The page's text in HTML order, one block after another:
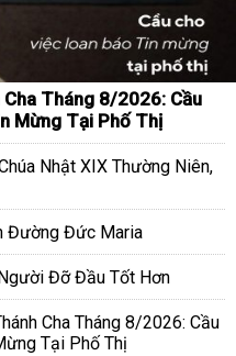
Tháng 8/2026: Cầu
Mừng Tại Phố Thị
Nhật XIX Thường Niên,
Đường Đức Maria
Đỡ Đầu Tốt Hơn
Cha Tháng 8/2026: Cầu
Tại Phố Thị